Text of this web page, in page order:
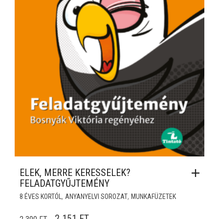
ELEK, MERRE KERESSELEK?
FELADATGYŰJTEMÉNY
8 ÉVES KORTÓL , ANYANYELVI SOROZAT, MUNKAFÜZETEK